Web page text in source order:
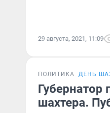
29 августа, 2021, 11:09
ПОЛИТИКА ДЕНЬ
Губернатор
шахтера.